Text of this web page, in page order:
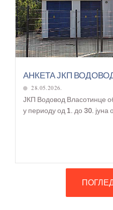
АНКЕТА ЈКП
28.05.2026.
ЈКП Водовод Власотинце
у периоду од 1. до 30. јуна